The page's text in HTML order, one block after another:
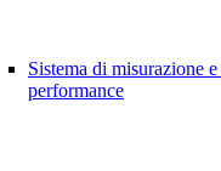
Sistema di misurazione
performance